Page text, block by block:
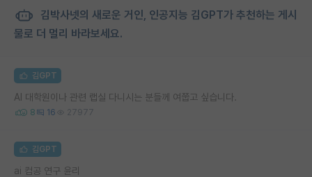
김박사넷의 새로운 거인, 인공지능 김GPT가 추천하는 게시
물로 더 멀리 바라보세요.
김GPT
AI 대학원이나 관련 랩실 다니시는 분들께 여쭙고 싶습니다.
8 16 27977
김GPT
ai 컴공 연구 윤리